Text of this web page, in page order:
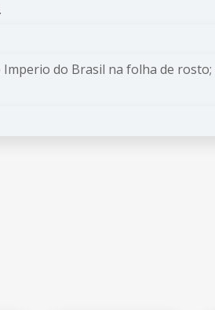
do Brasil na folha de